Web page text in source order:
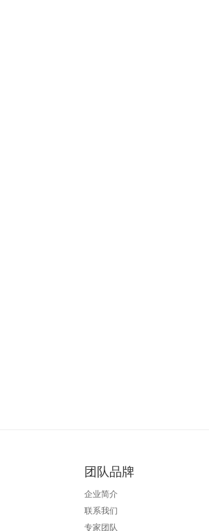
团队品牌
企业简介
联系我们
专家团队